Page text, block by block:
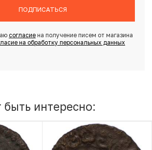
ПОДПИСАТЬСЯ
согласиена получение писем от магазина
на обработку персональных данных
интересно: